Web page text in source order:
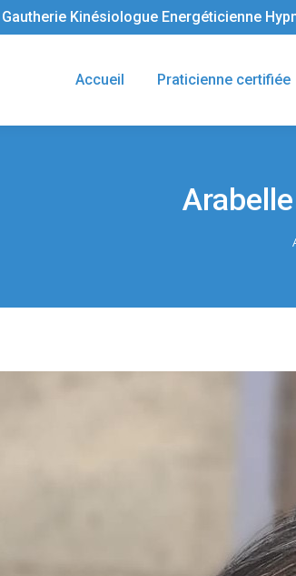
Kinésiologue Energéticienne
Accueil Praticienne certifiée